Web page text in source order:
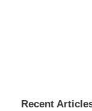
Recent